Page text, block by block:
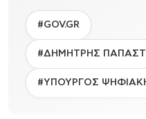
#GOV.GR
#ΔΗΜΗΤΡΗΣ
#ΥΠΟΥΡΓΟΣ